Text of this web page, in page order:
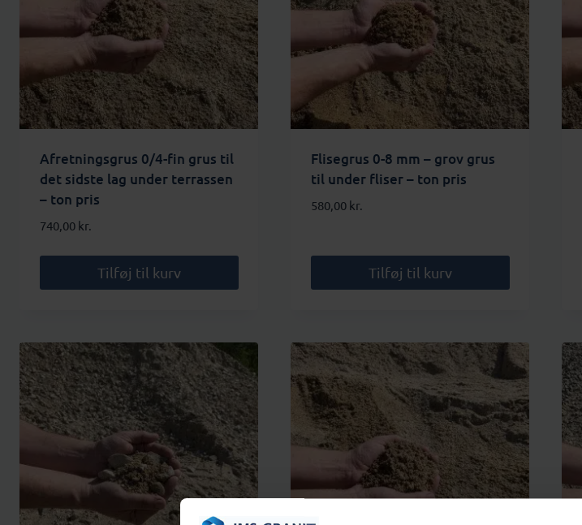
Afretningsgrus 0/4-fin grus til
det sidste lag under terrassen
– ton pris
740,00 kr.
Tilføj til kurv
Flisegrus 0-8 mm – grov grus
til under fliser – ton pris
580,00 kr.
Tilføj til kurv